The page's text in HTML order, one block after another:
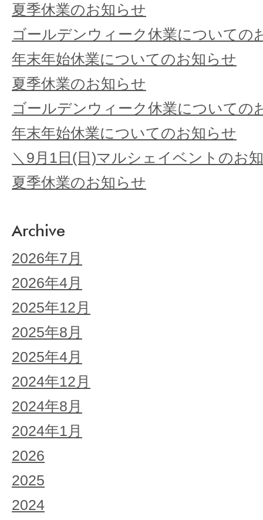
夏季休業のお知らせ
ゴールデンウィーク休業についての
年末年始休業についてのお知らせ
夏季休業のお知らせ
ゴールデンウィーク休業についての
年末年始休業についてのお知らせ
＼9月1日(日)マルシェイベントのお
夏季休業のお知らせ
Archive
2026年7月
2026年4月
2025年12月
2025年8月
2025年4月
2024年12月
2024年8月
2024年1月
2026
2025
2024